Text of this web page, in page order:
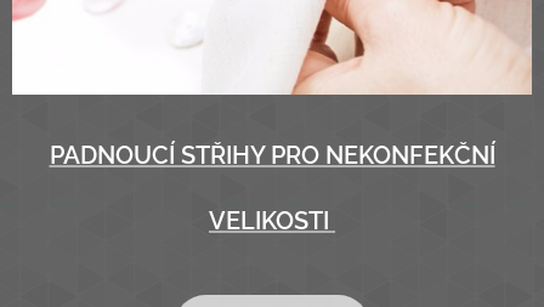
PADNOUCÍ STŘIHY PRO NEKONFEKČNÍ
VELIKOSTI